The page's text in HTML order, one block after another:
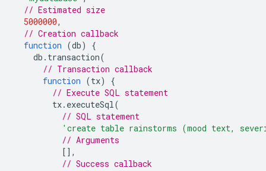
// Estimated size
5000000,
// Creation callback
function (db)
{
db . transaction(
// Transaction callback
function (tx)
{
// Execute SQL statement
tx. executeSql(
// SQL statement
'create table rainstorms (mood text,
// Arguments
[],
// Success callback